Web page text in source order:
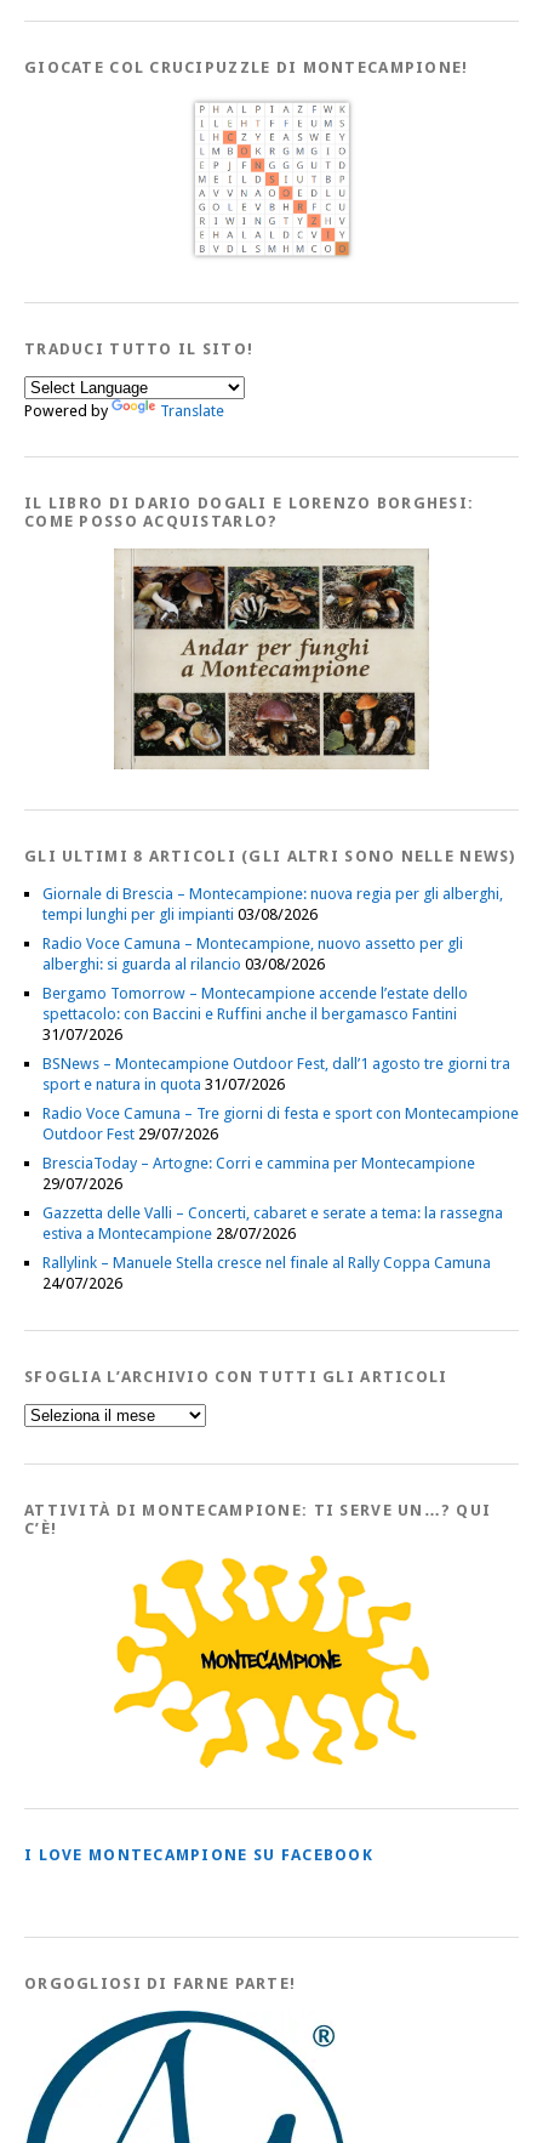
GIOCATE COL CRUCIPUZZLE DI MONTECAMPIONE!
TRADUCI TUTTO IL SITO!
Powered by Translate
IL LIBRO DI DARIO DOGALI E LORENZO BORGHESI:
COME POSSO ACQUISTARLO?
GLI ULTIMI 8 ARTICOLI (GLI ALTRI SONO NELLE NEWS)
Giornale di Brescia – Montecampione: nuova regia per gli alberghi,
tempi lunghi per gli impianti 03/08/2026
Radio Voce Camuna – Montecampione, nuovo assetto per gli
alberghi: si guarda al rilancio 03/08/2026
Bergamo Tomorrow – Montecampione accende l’estate dello
spettacolo: con Baccini e Ruffini anche il bergamasco Fantini
31/07/2026
BSNews – Montecampione Outdoor Fest, dall’1 agosto tre giorni tra
sport e natura in quota 31/07/2026
Radio Voce Camuna – Tre giorni di festa e sport con Montecampione
Outdoor Fest 29/07/2026
BresciaToday – Artogne: Corri e cammina per Montecampione
29/07/2026
Gazzetta delle Valli – Concerti, cabaret e serate a tema: la rassegna
estiva a Montecampione 28/07/2026
Rallylink – Manuele Stella cresce nel finale al Rally Coppa Camuna
24/07/2026
SFOGLIA L’ARCHIVIO CON TUTTI GLI ARTICOLI
Sfoglia
l’Archivio
tutti
Articoli
ATTIVITÀ DI MONTECAMPIONE: TI SERVE UN…? QUI
C’È!
I LOVE MONTECAMPIONE SU FACEBOOK
ORGOGLIOSI DI FARNE PARTE!